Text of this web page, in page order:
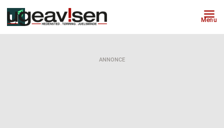
Menu
ANNONCE